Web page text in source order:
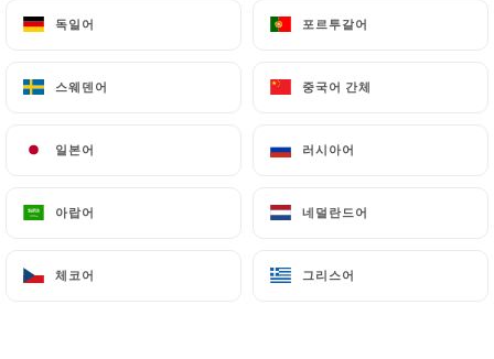
독일어 포르투갈어
스웨덴어 중국어 간체
일본어 러시아어
아랍어 네덜란드어
체코어 그리스어
독일어 포르투갈어
스웨덴어 중국어 간체
일본어 러시아어
아랍어 네덜란드어
체코어 그리스어